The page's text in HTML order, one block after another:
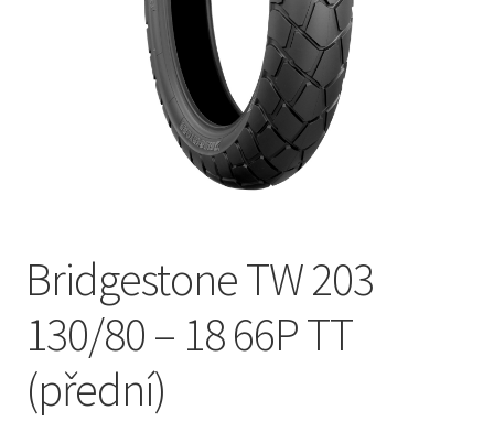
Bridgestone TW 203
130/80 – 18 66P TT
(přední)